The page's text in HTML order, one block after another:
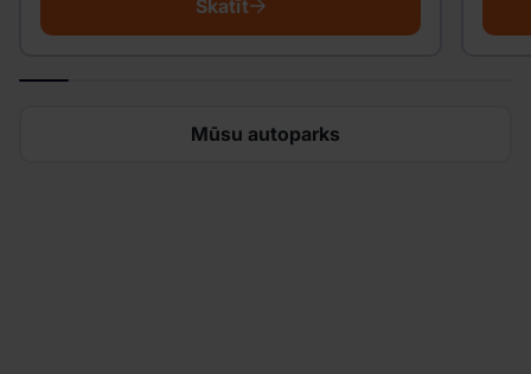
Skatīt
Mūsu autoparks